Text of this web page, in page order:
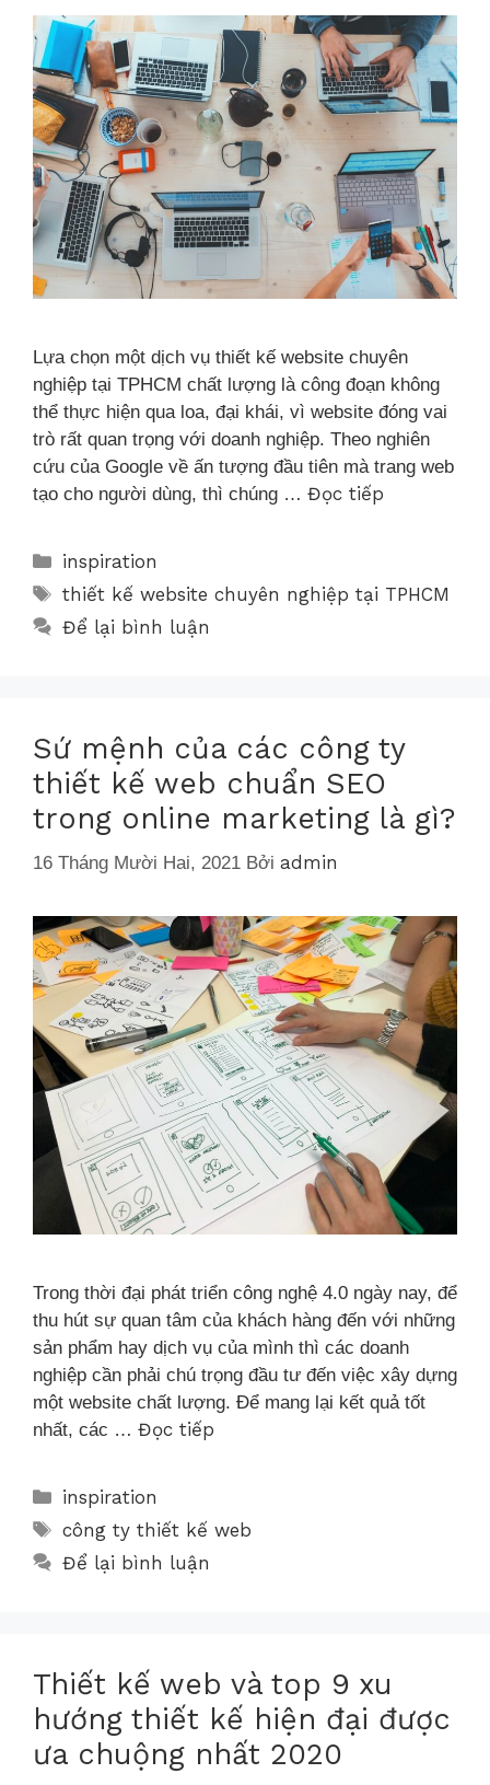
Lựa chọn một dịch vụ thiết kế website chuyên
nghiệp tại TPHCM chất lượng là công đoạn không
thể thực hiện qua loa, đại khái, vì website đóng vai
trò rất quan trọng với doanh nghiệp. Theo nghiên
cứu của Google về ấn tượng đầu tiên mà trang web
tạo cho người dùng, thì chúng … Đọc tiếp
inspiration
thiết kế website chuyên nghiệp tại TPHCM
Để lại bình luận
Sứ mệnh của các công ty
thiết kế web chuẩn SEO
trong online marketing là gì?
16 Tháng Mười Hai, 2021 Bởi admin
Trong thời đại phát triển công nghệ 4.0 ngày nay, để
thu hút sự quan tâm của khách hàng đến với những
sản phẩm hay dịch vụ của mình thì các doanh
nghiệp cần phải chú trọng đầu tư đến việc xây dựng
một website chất lượng. Để mang lại kết quả tốt
nhất, các … Đọc tiếp
inspiration
công ty thiết kế web
Để lại bình luận
Thiết kế web và top 9 xu
hướng thiết kế hiện đại được
ưa chuộng nhất 2020